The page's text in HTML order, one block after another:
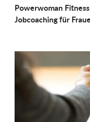
Powerwoman
Job­coaching für